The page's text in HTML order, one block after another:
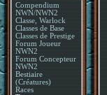
Compendium
NWN/NWN2
Classe, Warlock
Classes de Base
Classes de Prestige
Forum Joueur
NWN2
Forum Concepteur
NWN2
Bestiaire
(Créatures)
Races